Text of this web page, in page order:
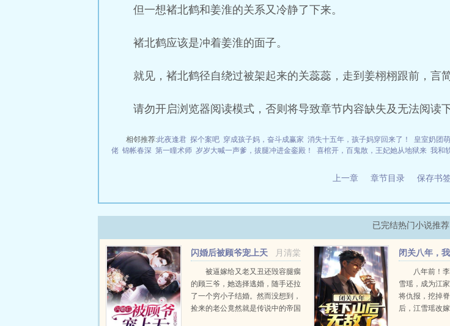
但一想褚北鹤和姜淮的关系又冷静了下来。
褚北鹤应该是冲着姜淮的面子。
就见，褚北鹤径自绕过被架起来的关蕊蕊，走到姜栩栩跟前，言
请勿开启浏览器阅读模式，否则将导致章节内容缺失及无法阅读下
相邻推荐:此夜逢君 探个案吧 穿成孩子妈，奋斗成赢家 消失十五年，孩子妈穿回来了！ 皇室奶团
佬 锦帐春深 第一瞳术师 岁岁大喊一声爹，拔腿冲进金銮殿！ 喜棺开，百鬼散，王妃她从地狱来 我和
上一章 章节目录 保存书签
已完结热门小说推荐
月清棠
闪婚后被顾爷宠上天
被逼嫁给又老又丑还毁容腿瘸
的顾三爷，她选择逃婚，随手还拉
了一个穷小子结婚。然而没想到，
捡来的老公竟然就是传说中的帝国
闭关八年，
后无敌了
八年前！
雪瑶，成为江
将仇报，挖掉
后，江雪瑶改